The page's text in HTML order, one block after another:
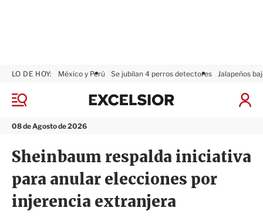
M
n
08 de Agosto de 2026
LO DE HOY: México y Perú Se jubilan 4 perros detectores Jalapeños
I
a
x
s
r
Sheinbaum respalda iniciativa
para anular elecciones por
injerencia extranjera